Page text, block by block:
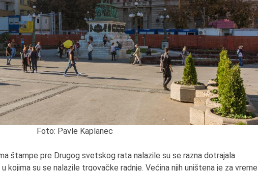
Foto: Pavle Kaplanec
štampe pre Drugog svetskog rata nalazile su se razna dotrajala
kojima su se nalazile trgovačke radnje. Većina njih uništena je za vreme